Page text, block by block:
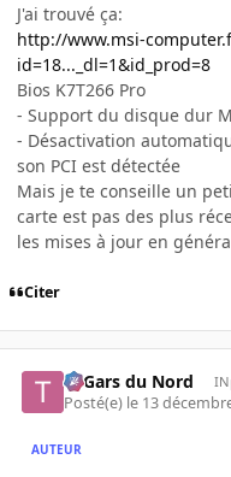
J'ai trouvé ça:
http://www.msi-
id=18..._dl=1&id_prod=8
Bios K7T266 Pro
- Support du disque dur
- Désactivation
son PCI est détectée
Mais je te conseille un
carte est pas des plus
les mises à jour en
Citer
Ti Gars du Nord
Posté(e) le 13
AUTEUR